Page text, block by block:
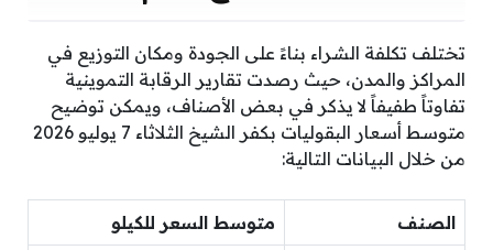
تختلف تكلفة الشراء بناءً على الجودة ومكان التوزيع في
المراكز والمدن، حيث رصدت تقارير الرقابة التموينية
تفاوتاً طفيفاً لا يذكر في بعض الأصناف، ويمكن توضيح
متوسط أسعار البقوليات بكفر الشيخ الثلاثاء 7 يوليو 2026
من خلال البيانات التالية:
الصنف متوسط السعر للكيلو